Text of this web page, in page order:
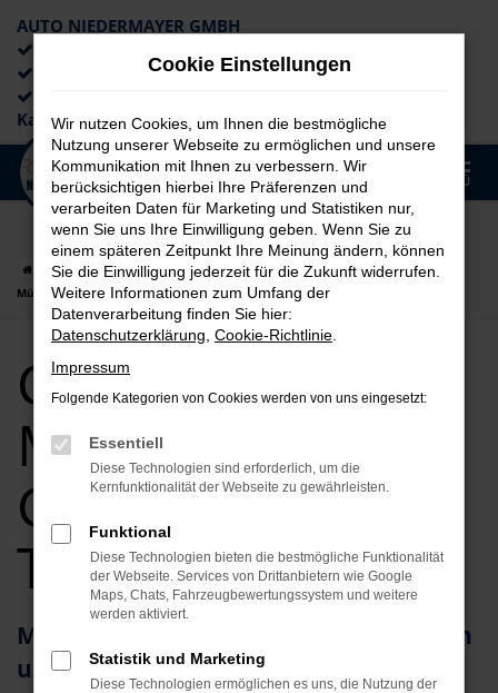
Zum
Hauptinhalt
springen
AUTO NIEDERMAYER GMBH
Lieferung an die Haustür
Kaufabwicklung
MENÜ
Startseite München CUPRA CUPRA Ateca
CUPRA Ateca für
München Gebrauchtwagen Top Angebote
CUPRA Ateca für
München
Gebrauchtwagen
Top Angebote
Mit dem CUPRA Ateca Gebrauchtwagen
unterwegs in München
Cookie Einstellungen
Wir nutzen Cookies, um Ihnen die bestmögliche
Nutzung unserer Webseite zu ermöglichen und unsere
Kommunikation mit Ihnen zu verbessern. Wir
berücksichtigen hierbei Ihre Präferenzen und
verarbeiten Daten für Marketing und Statistiken nur,
wenn Sie uns Ihre Einwilligung geben. Wenn Sie zu
einem späteren Zeitpunkt Ihre Meinung ändern, können
Sie die Einwilligung jederzeit für die Zukunft widerrufen.
Weitere Informationen zum Umfang der
Datenverarbeitung finden Sie hier:
Datenschutzerklärung Cookie-Richtlinie
Impressum
Folgende Kategorien von Cookies werden von uns eingesetzt:
Essentiell
Diese Technologien sind erforderlich, um die
Kernfunktionalität der Webseite zu gewährleisten.
Funktional
Diese Technologien bieten die bestmögliche Funktionalität
der Webseite. Services von Drittanbietern wie Google
Maps, Chats, Fahrzeugbewertungssystem und weitere
werden aktiviert.
Statistik und Marketing
Diese Technologien ermöglichen es uns, die Nutzung der